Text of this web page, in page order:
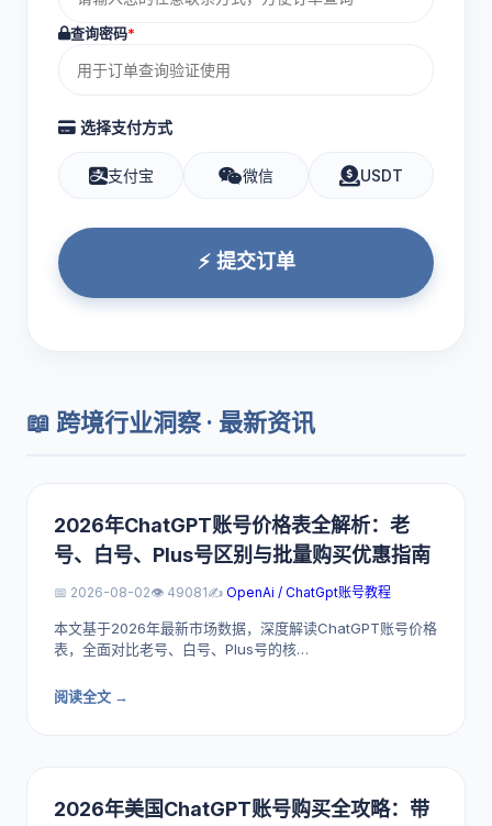
查询密码*
选择支付方式
支付宝 微信 USDT
⚡ 提交订单
📖 跨境行业洞察 · 最新资讯
2026年ChatGPT账号价格表全解析：老
号、白号、Plus号区别与批量购买优惠指南
📅 2026-08-02👁️ 49081✍️ OpenAi / ChatGpt账号教程
本文基于2026年最新市场数据，深度解读ChatGPT账号价格
表，全面对比老号、白号、Plus号的核…
阅读全文 →
2026年美国ChatGPT账号购买全攻略：带